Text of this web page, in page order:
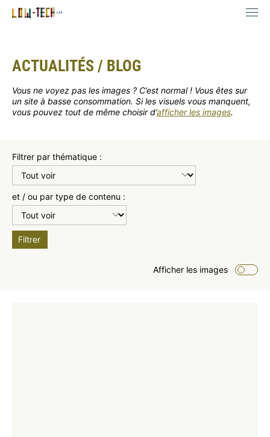
ACTUALITÉS / BLOG
Vous ne voyez pas les images ? C’est normal ! Vous êtes sur
un site à basse consommation. Si les visuels vous manquent,
vous pouvez tout de même choisir d’afficher les images.
Filtrer par thématique :
et / ou par type de contenu :
Filtrer
Afficher les images